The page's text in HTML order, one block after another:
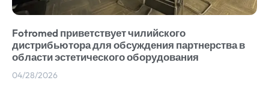
Fotromed приветствует чилийского
дистрибьютора для обсуждения партнерства в
области эстетического оборудования
04/28/2026